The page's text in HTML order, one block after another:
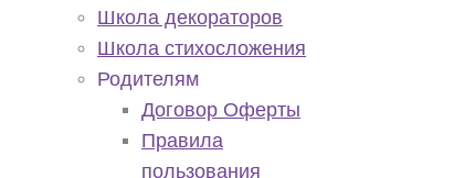
Школа декораторов
Школа стихосложения
Родителям
Договор Оферты
Правила
пользования